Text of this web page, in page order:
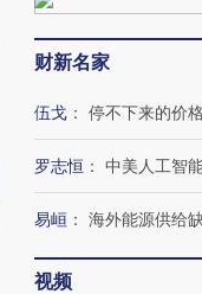
财新名家
伍戈 ： 停不下来的价
罗志恒 ： 中美人工智
易峘 ： 海外能源供给
视频